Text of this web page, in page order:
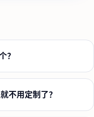
？
不用定制了？